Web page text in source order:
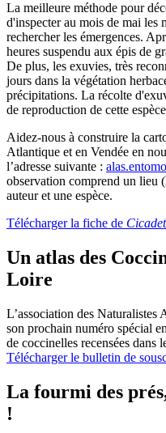
La meilleure méthode pour
d'inspecter au mois de mai les
rechercher les émergences.
heures suspendu aux épis de
De plus, les exuvies, très
jours dans la végétation
précipitations. La récolte
de reproduction de cette
Aidez-nous à construire la
Atlantique et en Vendée en
l’adresse suivante :
observation comprend un lieu
auteur et une espèce.
Télécharger la fiche de
Un atlas des
Loire
L’association des
son prochain numéro spécial
de coccinelles recensées dans
Télécharger le bulletin de
La fourmi des
!